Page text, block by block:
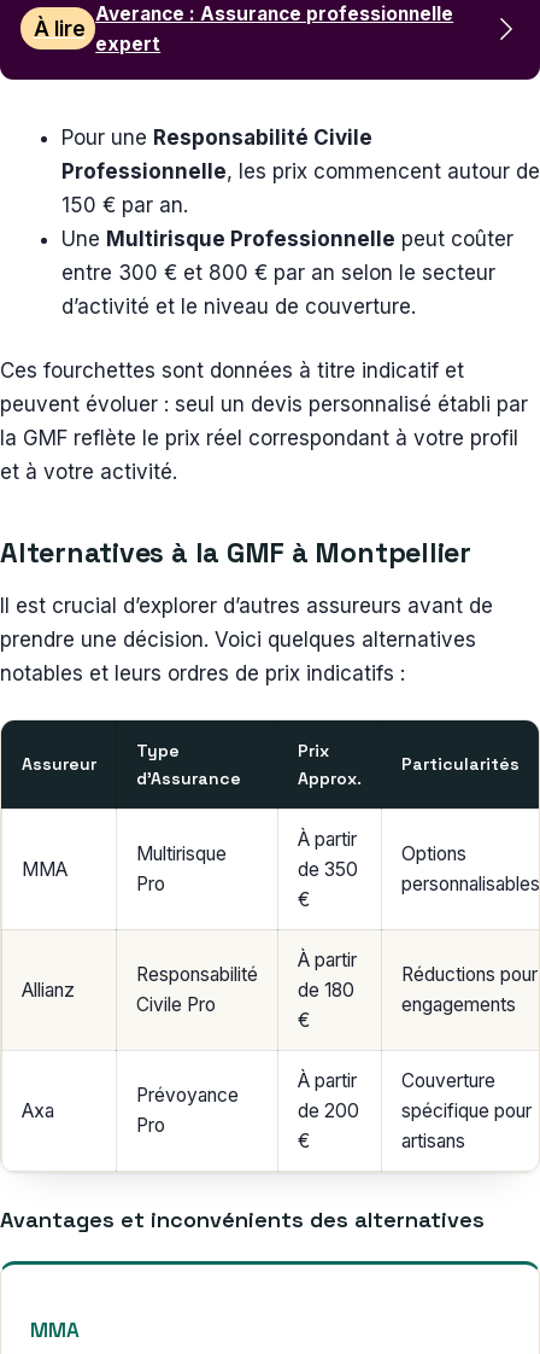
À lire
Averance : Assurance professionnelle
expert
Pour une Responsabilité Civile
Professionnelle, les prix commencent autour de
150 € par an.
Une Multirisque Professionnelle peut coûter
entre 300 € et 800 € par an selon le secteur
d’activité et le niveau de couverture.
Ces fourchettes sont données à titre indicatif et
peuvent évoluer : seul un devis personnalisé établi par
la GMF reflète le prix réel correspondant à votre profil
et à votre activité.
Alternatives à la GMF à Montpellier
Il est crucial d’explorer d’autres assureurs avant de
prendre une décision. Voici quelques alternatives
notables et leurs ordres de prix indicatifs :
Assureur
Type
d’Assurance
Prix
Approx.
Particularités
MMA
Multirisque
Pro
À partir
de 350
€
Options
personnalisables
Allianz
Responsabilité
Civile Pro
À partir
de 180
€
Réductions pour
engagements
Axa
Prévoyance
Pro
À partir
de 200
€
Couverture
spécifique pour
artisans
Avantages et inconvénients des alternatives
MMA